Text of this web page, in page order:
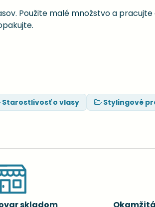
Použite malé množstvo a
Starostlivosť o vlasy Stylingové